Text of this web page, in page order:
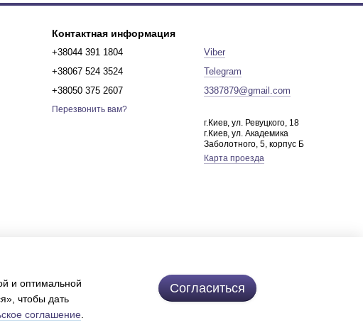
Контактная информация
+38044 391 1804
+38067 524 3524
+38050 375 2607
Перезвонить вам?
Viber
Telegram
3387879@gmail.com
г.Киев, ул. Ревуцкого, 18
г.Киев, ул. Академика
Заболотного, 5, корпус Б
Карта проезда
и оптимальной
чтобы дать
соглашение
Согласиться